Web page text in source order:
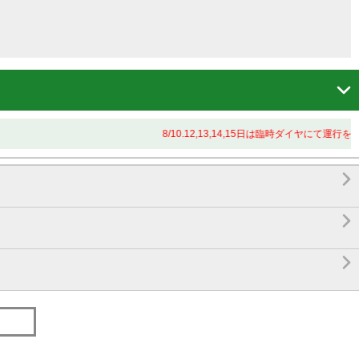

8/10.12,13,14,15日は臨時ダイヤにて運行を行い


